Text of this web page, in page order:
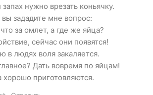
нужно врезать коньячку.
вы зададите мне вопрос:
за омлет, а где же яйца?
сейчас они появятся!
в людях воля закаляется.
Дать вовремя по яйцам!
хорошо приготовляются.